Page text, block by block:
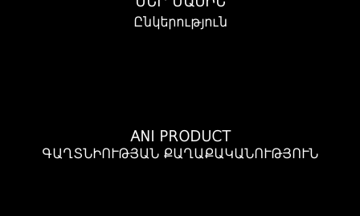
Ընկերություն
ANI PRODUCT
ԳԱՂՏՆԻՈՒԹՅԱՆ ՔԱՂԱՔԱԿԱՆՈՒԹՅՈՒՆ